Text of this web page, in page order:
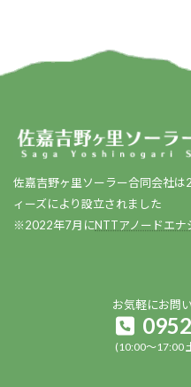
佐嘉吉野ヶ里ソーラー合同会社
ィーズにより設立されました
※2022年7月にNTTアノードエナ
お気軽にお問
(10:00～17:00